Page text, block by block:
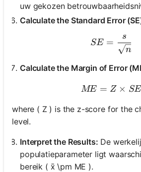
uw gekozen
Calculate the Standard Error
SE =
SE =
n
s
Calculate the Margin of Error
ME =
ME = Z × SE
where ( Z ) is the z-score for the
level.
Interpret the Results: De
populatieparameter ligt
bereik ( x̄ \pm ME ).